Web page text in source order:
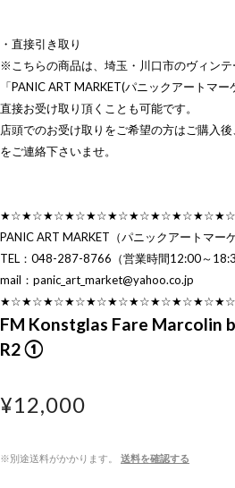
・直接引き取り
※こちらの商品は、埼玉・川口市のヴィン
「PANIC ART MARKET(パニックアートマー
直接お受け取り頂くことも可能です。
店頭でのお受け取りをご希望の方はご購入
をご連絡下さいませ。
PANIC ART MARKET（パニックアートマー
TEL：048-287-8766（営業時間12:00～
mail： panic_art_market@yahoo.co.jp
FM Konstglas Fare Marcolin
R2 ①
¥12,000
※別途送料がかかります。 送料を確認する